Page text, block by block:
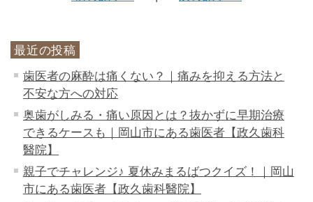
最近の投稿
歯医者の麻酔は痛くない？｜痛みを抑える方法と
不安な方への対応
奥歯がしみる・痛い原因とは？抜かずに早期治療
できるケースも｜岡山市にある歯医者【政久歯科
醫院】
親子でチャレンジ♪ 夏休みまるばつクイズ！｜岡山
市にある歯医者【政久歯科醫院】